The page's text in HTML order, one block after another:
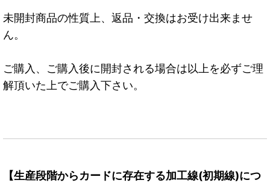
未開封商品の性質上、返品・交換はお受け出来ませ
ん。
ご購入、ご購入後に開封される場合は以上を必ずご理
解頂いた上でご購入下さい。
【生産段階からカードに存在する加工線(初期線)につ